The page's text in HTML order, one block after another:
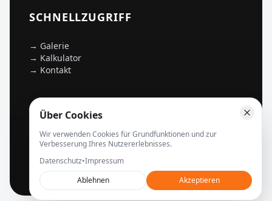
SCHNELLZUGRIFF
→ Galerie
→ Kalkulator
→ Kontakt
©2026mycoverseal.de –Alle Rechte vorbehalten
Über Cookies
Wir verwenden Cookies für Grundfunktionen und zur
Verbesserung Ihres Nutzererlebnisses.
Datenschutz•Impressum
Ablehnen
Akzeptieren